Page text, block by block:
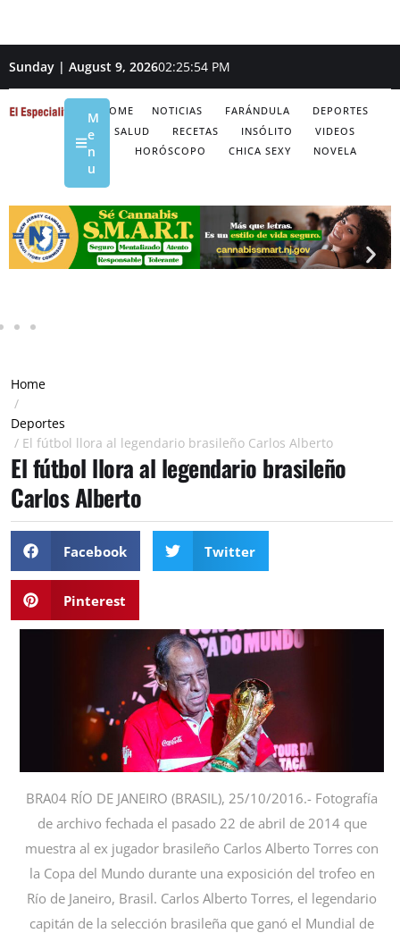
Sunday | August 9, 202602:25:55 PM
HOME NOTICIAS FARÁNDULA
DEPORTES
SALUD
RECETAS INSÓLITO
VIDEOS
HORÓSCOPO
CHICA SEXY NOVELA
M
e
n
u
Home
/
Deportes
/ El fútbol llora al legendario brasileño Carlos Alberto
El fútbol llora al legendario brasileño
Carlos Alberto
Facebook Twitter
Pinterest
BRA04 RÍO DE JANEIRO (BRASIL), 25/10/2016.- Fotografía
de archivo fechada el pasado 22 de abril de 2014 que
muestra al ex jugador brasileño Carlos Alberto Torres con
la Copa del Mundo durante una exposición del trofeo en
Río de Janeiro, Brasil. Carlos Alberto Torres, el legendario
capitán de la selección brasileña que ganó el Mundial de